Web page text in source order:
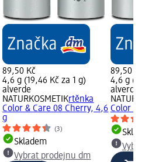
89,50 Kč
4,6 g (19,46 Kč za 1 g)
alverde
NATURKOSMETIKrtěnka
Color & Care 08 Cherry, 4,6
g
(3)
Skladem
Vybrat prodejnu dm
89,50 Kč
4,6 g
alverde
Color &